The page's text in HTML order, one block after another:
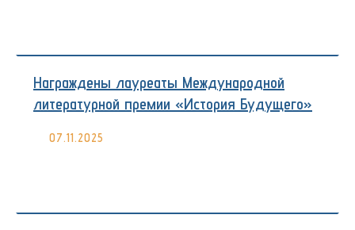
Награждены лауреаты Международной
литературной премии «История Будущего»
07.11.2025